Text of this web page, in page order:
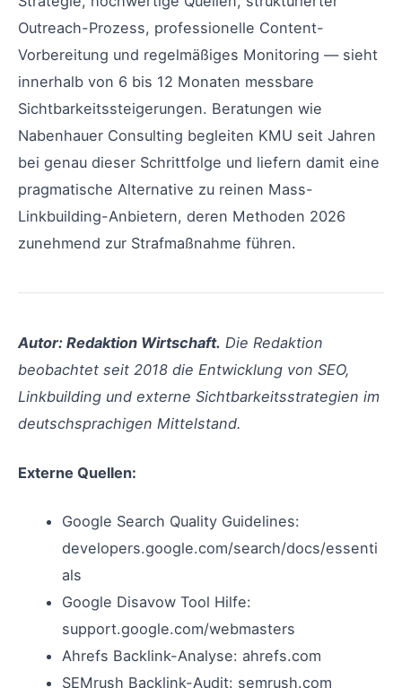
Outreach-Prozess, professionelle Content-
Vorbereitung und regelmäßiges Monitoring — sieht
innerhalb von 6 bis 12 Monaten messbare
Sichtbarkeitssteigerungen. Beratungen wie
Nabenhauer Consulting begleiten KMU seit Jahren
bei genau dieser Schrittfolge und liefern damit eine
pragmatische Alternative zu reinen Mass-
Linkbuilding-Anbietern, deren Methoden 2026
zunehmend zur Strafmaßnahme führen.
Autor: Redaktion Wirtschaft. Die Redaktion
beobachtet seit 2018 die Entwicklung von SEO,
Linkbuilding und externe Sichtbarkeitsstrategien im
deutschsprachigen Mittelstand.
Externe Quellen:
Google Search Quality Guidelines:
developers.google.com/search/docs/essenti
als
Google Disavow Tool Hilfe:
support.google.com/webmasters
Ahrefs Backlink-Analyse: ahrefs.com
SEMrush Backlink-Audit: semrush.com